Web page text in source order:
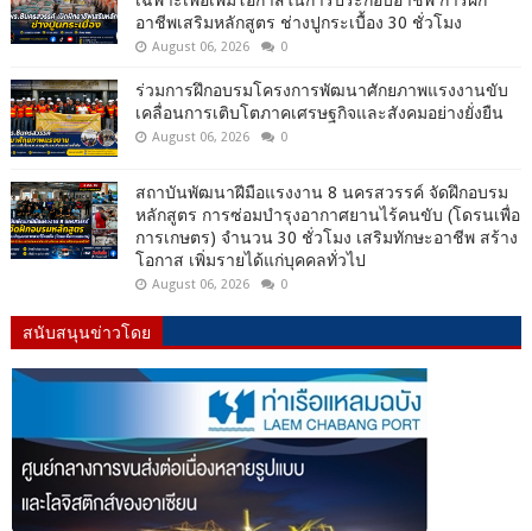
อาชีพเสริมหลักสูตร ช่างปูกระเบื้อง 30 ชั่วโมง
August 06, 2026 0
ร่วมการฝึกอบรมโครงการพัฒนาศักยภาพแรงงานขับ
เคลื่อนการเติบโตภาคเศรษฐกิจและสังคมอย่างยั่งยืน
August 06, 2026 0
สถาบันพัฒนาฝีมือแรงงาน 8 นครสวรรค์ จัดฝึกอบรม
หลักสูตร การซ่อมบำรุงอากาศยานไร้คนขับ (โดรนเพื่อ
การเกษตร) จำนวน 30 ชั่วโมง เสริมทักษะอาชีพ สร้าง
โอกาส เพิ่มรายได้แก่บุคคลทั่วไป
August 06, 2026 0
สนับสนุนข่าวโดย